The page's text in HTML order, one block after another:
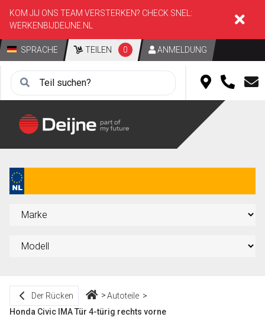
KOM JIJ ONS TEAM VERSTERKEN? CHECK SNEL:
WERKENBIJDEIJNE.NL
SPRACHE TEILEN 0 ANMELDUNG
Der Rücken
Autoteile
Honda Civic IMA Tür 4-türig rechts vorne